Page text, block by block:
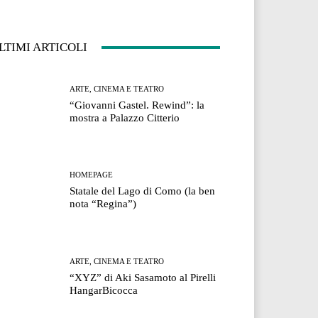
ARTICOLI
ARTE, CINEMA E TEATRO
“Giovanni Gastel. Rewind”: la
mostra a Palazzo Citterio
HOMEPAGE
Statale del Lago di Como (la ben
nota “Regina”)
ARTE, CINEMA E TEATRO
“XYZ” di Aki Sasamoto al Pirelli
HangarBicocca